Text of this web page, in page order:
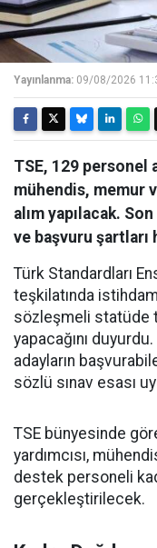
Yayınlanma: 09/08/2026
TSE, 129 personel
mühendis, memur
alım yapılacak.
ve başvuru şartları
Türk Standardları
teşkilatında
sözleşmeli statüde
yapacağını
adayların
sözlü sınav esası
TSE bünyesinde
yardımcısı,
destek personeli
gerçekleştirilecek.